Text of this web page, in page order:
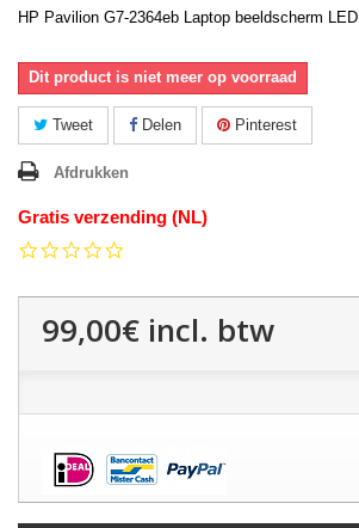
HP Pavilion G7-2364eb Laptop beeldscherm LED
Dit product is niet meer op voorraad
Tweet Delen Pinterest
Afdrukken
Gratis verzending (NL)
99,00€ incl. btw